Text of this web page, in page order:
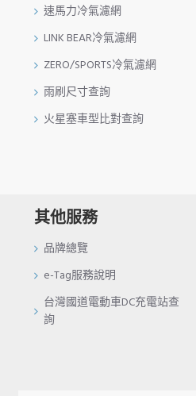
速馬力冷氣濾網
LINK BEAR冷氣濾網
ZERO/SPORTS冷氣濾網
雨刷尺寸查詢
火星塞車型比對查詢
其他服務
品牌總覽
e-Tag服務說明
台灣國道電動車DC充電站查
詢